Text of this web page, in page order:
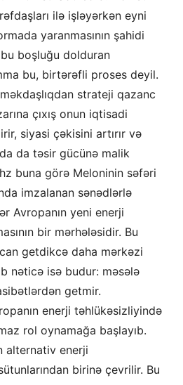
ilə işləyərkən eyni
yaranmasının şahidi
boşluğu dolduran
bu, birtərəfli proses deyil.
strateji qazanc
çıxış onun iqtisadi
siyasi çəkisini artırır və
da təsir gücünə malik
buna görə Meloninin səfəri
imzalanan sənədlərlə
Avropanın yeni enerji
bir mərhələsidir. Bu
getdikcə daha mərkəzi
nəticə isə budur: məsələ
getmir.
enerji təhlükəsizliyində
rol oynamağa başlayıb.
alternativ enerji
birinə çevrilir. Bu